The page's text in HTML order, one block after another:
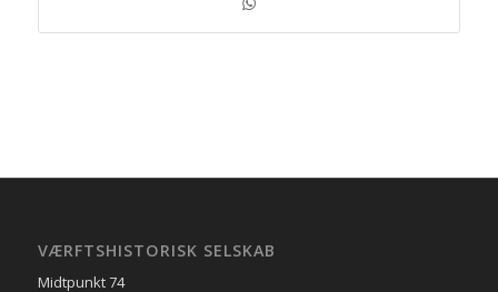
VÆRFTSHISTORISK SELSKAB
Midtpunkt 74